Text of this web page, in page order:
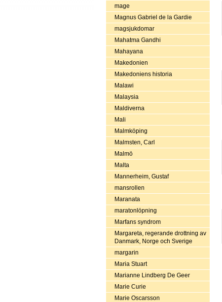
mage
Magnus Gabriel de la Gardie
magsjukdomar
Mahatma Gandhi
Mahayana
Makedonien
Makedoniens historia
Malawi
Malaysia
Maldiverna
Mali
Malmköping
Malmsten, Carl
Malmö
Malta
Mannerheim, Gustaf
mansrollen
Maranata
maratonlöpning
Marfans syndrom
Margareta, regerande drottning av
Danmark, Norge och Sverige
margarin
Maria Stuart
Marianne Lindberg De Geer
Marie Curie
Marie Oscarsson